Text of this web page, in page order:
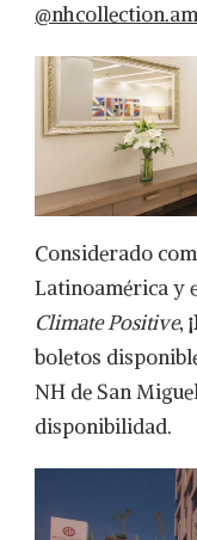
Considerado
Latinoamérica y
Climate Positive,
boletos
NH de San
disponibilidad.